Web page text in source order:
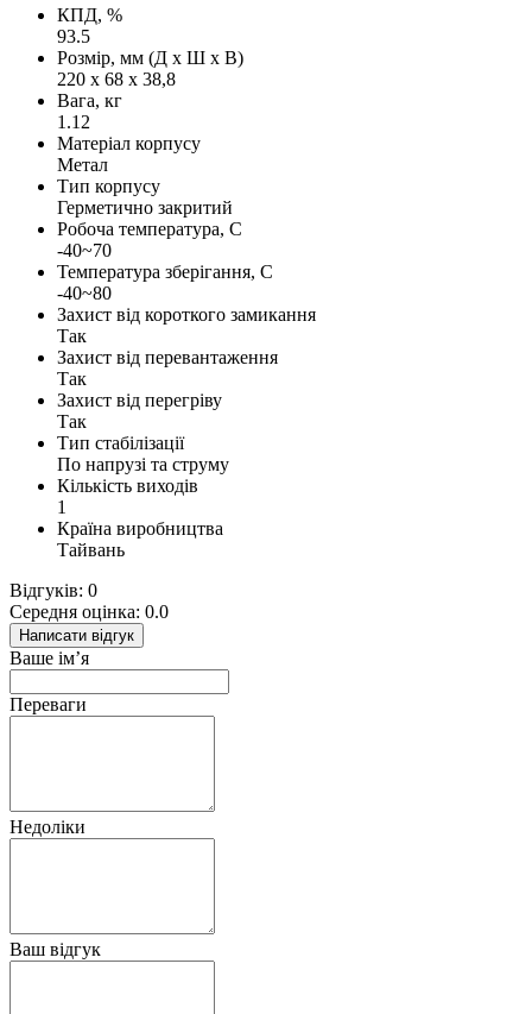
КПД, %
93.5
Розмір, мм (Д х Ш х В)
220 х 68 х 38,8
Вага, кг
1.12
Матеріал корпусу
Метал
Тип корпусу
Герметично закритий
Робоча температура, С
-40~70
Температура зберігання, С
-40~80
Захист від короткого замикання
Так
Захист від перевантаження
Так
Захист від перегріву
Так
Тип стабілізації
По напрузі та струму
Кількість виходів
1
Країна виробництва
Тайвань
Відгуків: 0
Середня оцінка: 0.0
Написати відгук
Ваше ім’я
Переваги
Недоліки
Ваш відгук